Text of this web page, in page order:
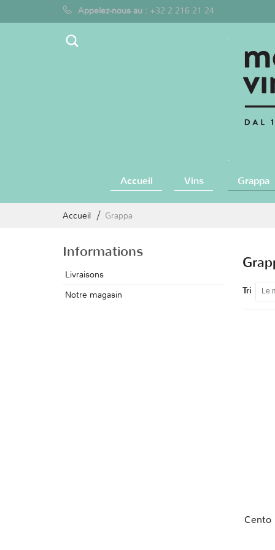
Appelez-nous au : +32 2 216 21 24
Accueil Vins Grappa
Accueil Grappa
Informations
Livraisons
Notre magasin
Tri Le
Cento